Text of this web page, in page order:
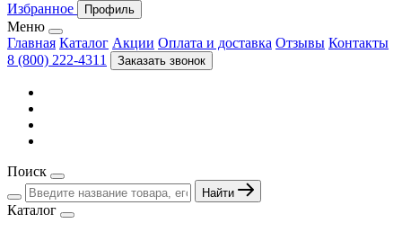
Избранное
Профиль
Меню
Главная Каталог Акции Оплата и доставка Отзывы Контакты
8 (800) 222-4311
Заказать звонок
Поиск
Найти
Каталог